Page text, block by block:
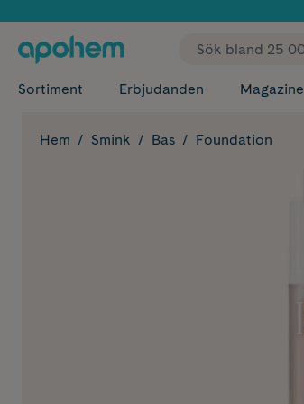
Sortiment Erbjudanden Magazine
Hem Smink Bas Foundation